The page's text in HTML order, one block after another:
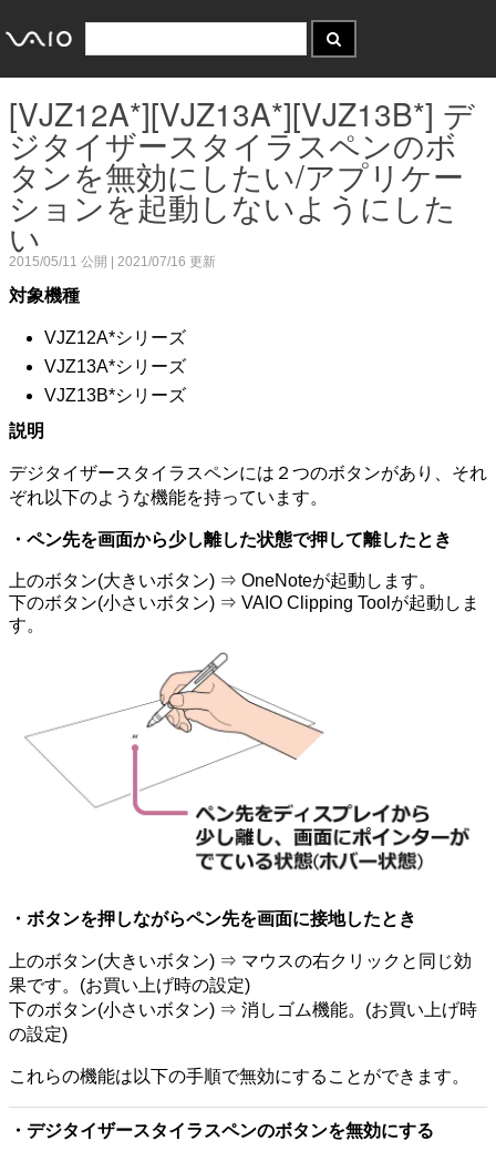
[VJZ12A*][VJZ13A*][VJZ13B*] デ
ジタイザースタイラスペンのボ
タンを無効にしたい/アプリケー
ションを起動しないようにした
い
2015/05/11 公開 | 2021/07/16 更新
対象機種
VJZ12A*シリーズ
VJZ13A*シリーズ
VJZ13B*シリーズ
説明
デジタイザースタイラスペンには２つのボタンがあり、それ
ぞれ以下のような機能を持っています。
・ペン先を画面から少し離した状態で押して離したとき
上のボタン(大きいボタン) ⇒ OneNoteが起動します。
下のボタン(小さいボタン) ⇒ VAIO Clipping Toolが起動しま
す。
・ボタンを押しながらペン先を画面に接地したとき
上のボタン(大きいボタン) ⇒ マウスの右クリックと同じ効
果です。(お買い上げ時の設定)
下のボタン(小さいボタン) ⇒ 消しゴム機能。(お買い上げ時
の設定)
これらの機能は以下の手順で無効にすることができます。
・デジタイザースタイラスペンのボタンを無効にする